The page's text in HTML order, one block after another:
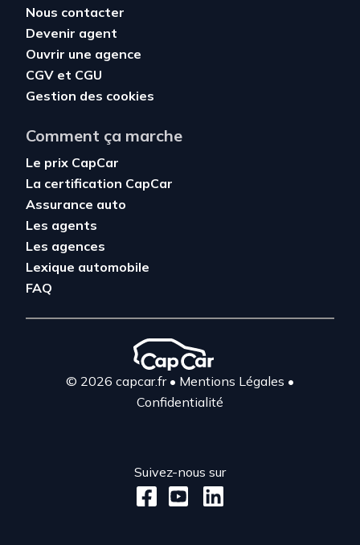
Nous contacter
Devenir agent
Ouvrir une agence
CGV et CGU
Gestion des cookies
Comment ça marche
Le prix CapCar
La certification CapCar
Assurance auto
Les agents
Les agences
Lexique automobile
FAQ
© 2026 capcar.fr• Mentions Légales •
Confidentialité
Suivez-nous sur